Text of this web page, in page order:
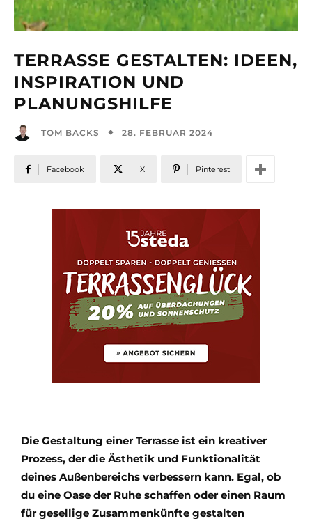
TERRASSE GESTALTEN: IDEEN,
INSPIRATION UND
PLANUNGSHILFE
TOM BACKS 28. FEBRUAR 2024
Facebook X Pinterest
Die Gestaltung einer Terrasse ist ein kreativer
Prozess, der die Ästhetik und Funktionalität
deines Außenbereichs verbessern kann. Egal, ob
du eine Oase der Ruhe schaffen oder einen Raum
für gesellige Zusammenkünfte gestalten